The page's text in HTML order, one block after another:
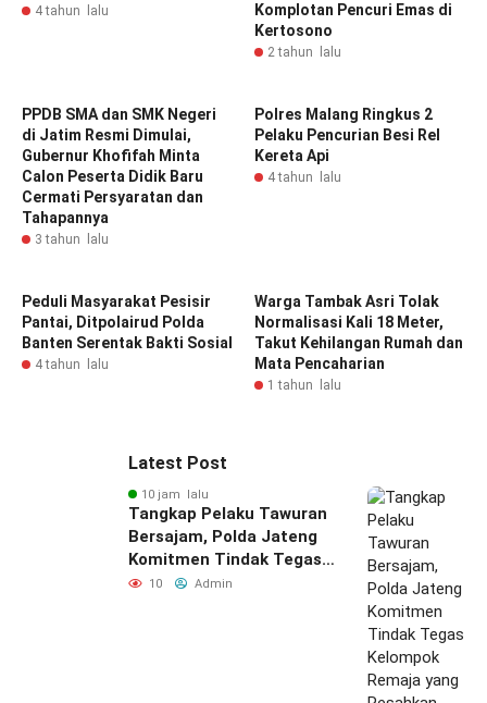
4 tahun lalu
Komplotan Pencuri Emas di
Kertosono
2 tahun lalu
PPDB SMA dan SMK Negeri
di Jatim Resmi Dimulai,
Gubernur Khofifah Minta
Calon Peserta Didik Baru
Cermati Persyaratan dan
Tahapannya
3 tahun lalu
Polres Malang Ringkus 2
Pelaku Pencurian Besi Rel
Kereta Api
4 tahun lalu
Peduli Masyarakat Pesisir
Pantai, Ditpolairud Polda
Banten Serentak Bakti Sosial
4 tahun lalu
Warga Tambak Asri Tolak
Normalisasi Kali 18 Meter,
Takut Kehilangan Rumah dan
Mata Pencaharian
1 tahun lalu
Latest Post
10 jam lalu
Tangkap Pelaku Tawuran
Bersajam, Polda Jateng
Komitmen Tindak Tegas
Kelompok Remaja yang
10 Admin